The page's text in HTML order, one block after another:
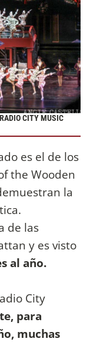
CITY MUSIC
es el de los
the Wooden
la
de las
y es visto
al año.
City
para
muchas